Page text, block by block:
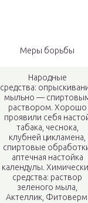
Меры борьбы
Народные
средства:
мыльно —
раствором. Хорошо
проявили себя
табака, чеснока,
клубней цикламена,
спиртовые
аптечная настойка
календулы.
средства: раствор
зеленого мыла,
Актеллик,